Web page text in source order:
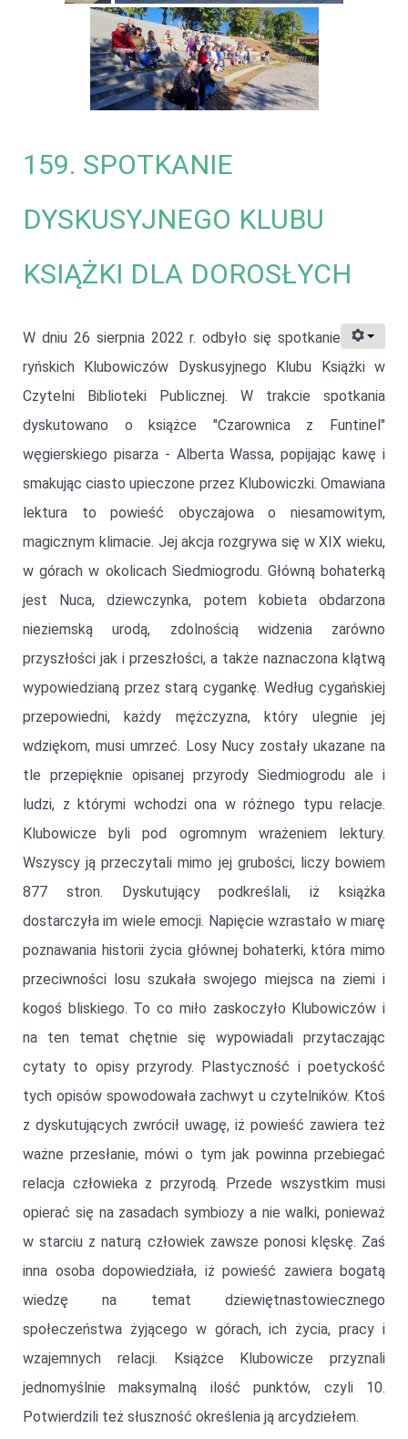
159. SPOTKANIE
DYSKUSYJNEGO KLUBU
KSIĄŻKI DLA DOROSŁYCH
W dniu 26 sierpnia 2022 r. odbyło się spotkanie
ryńskich Klubowiczów Dyskusyjnego Klubu Książki w
Czytelni Biblioteki Publicznej. W trakcie spotkania
dyskutowano o książce "Czarownica z Funtinel"
węgierskiego pisarza - Alberta Wassa, popijając kawę i
smakując ciasto upieczone przez Klubowiczki. Omawiana
lektura to powieść obyczajowa o niesamowitym,
magicznym klimacie. Jej akcja rozgrywa się w XIX wieku,
w górach w okolicach Siedmiogrodu. Główną bohaterką
jest Nuca, dziewczynka, potem kobieta obdarzona
nieziemską urodą, zdolnością widzenia zarówno
przyszłości jak i przeszłości, a także naznaczona klątwą
wypowiedzianą przez starą cygankę. Według cygańskiej
przepowiedni, każdy mężczyzna, który ulegnie jej
wdziękom, musi umrzeć. Losy Nucy zostały ukazane na
tle przepięknie opisanej przyrody Siedmiogrodu ale i
ludzi, z którymi wchodzi ona w różnego typu relacje.
Klubowicze byli pod ogromnym wrażeniem lektury.
Wszyscy ją przeczytali mimo jej grubości, liczy bowiem
877 stron. Dyskutujący podkreślali, iż książka
dostarczyła im wiele emocji. Napięcie wzrastało w miarę
poznawania historii życia głównej bohaterki, która mimo
przeciwności losu szukała swojego miejsca na ziemi i
kogoś bliskiego. To co miło zaskoczyło Klubowiczów i
na ten temat chętnie się wypowiadali przytaczając
cytaty to opisy przyrody. Plastyczność i poetyckość
tych opisów spowodowała zachwyt u czytelników. Ktoś
z dyskutujących zwrócił uwagę, iż powieść zawiera też
ważne przesłanie, mówi o tym jak powinna przebiegać
relacja człowieka z przyrodą. Przede wszystkim musi
opierać się na zasadach symbiozy a nie walki, ponieważ
w starciu z naturą człowiek zawsze ponosi klęskę. Zaś
inna osoba dopowiedziała, iż powieść zawiera bogatą
wiedzę na temat dziewiętnastowiecznego
społeczeństwa żyjącego w górach, ich życia, pracy i
wzajemnych relacji. Książce Klubowicze przyznali
jednomyślnie maksymalną ilość punktów, czyli 10.
Potwierdzili też słuszność określenia ją arcydziełem.